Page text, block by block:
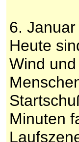
6.
Heute
Wind
Minuten